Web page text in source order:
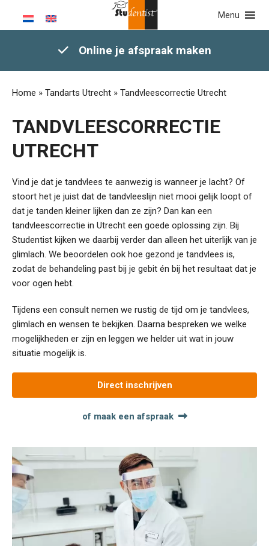
Menu
Online je afspraak maken
Home » Tandarts Utrecht » Tandvleescorrectie Utrecht
TANDVLEESCORRECTIE
UTRECHT
Vind je dat je tandvlees te aanwezig is wanneer je lacht? Of
stoort het je juist dat de tandvleeslijn niet mooi gelijk loopt of
dat je tanden kleiner lijken dan ze zijn? Dan kan een
tandvleescorrectie in Utrecht een goede oplossing zijn. Bij
Studentist kijken we daarbij verder dan alleen het uiterlijk van je
glimlach. We beoordelen ook hoe gezond je tandvlees is,
zodat de behandeling past bij je gebit én bij het resultaat dat je
voor ogen hebt.
Tijdens een consult nemen we rustig de tijd om je tandvlees,
glimlach en wensen te bekijken. Daarna bespreken we welke
mogelijkheden er zijn en leggen we helder uit wat in jouw
situatie mogelijk is.
Direct inschrijven
of maak een afspraak